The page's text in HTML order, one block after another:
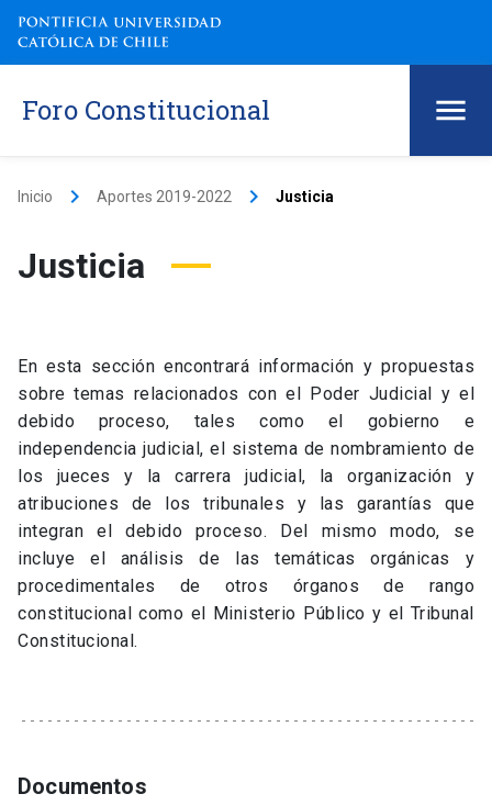
Foro Constitucional
Inicio keyboard_arrow_right Aportes 2019-2022 keyboard_arrow_right Justicia
Justicia
En esta sección encontrará información y propuestas
sobre temas relacionados con el Poder Judicial y el
debido proceso, tales como el gobierno e
independencia judicial, el sistema de nombramiento de
los jueces y la carrera judicial, la organización y
atribuciones de los tribunales y las garantías que
integran el debido proceso. Del mismo modo, se
incluye el análisis de las temáticas orgánicas y
procedimentales de otros órganos de rango
constitucional como el Ministerio Público y el Tribunal
Constitucional.
Documentos